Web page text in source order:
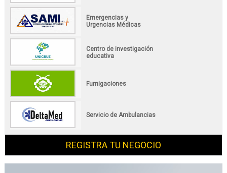
Emergencias y
Urgencias Médicas
Centro de investigación
educativa
Fumigaciones
Servicio de Ambulancias
REGISTRA TU NEGOCIO